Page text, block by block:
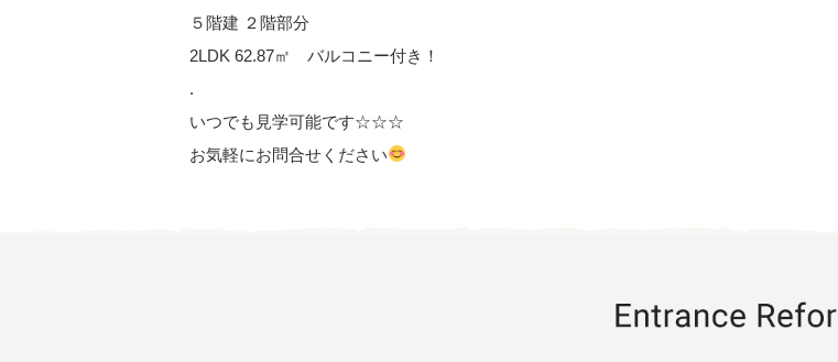
５階建 ２階部分
2LDK 62.87㎡ バルコニー付き！
.
いつでも見学可能です☆☆☆
お気軽にお問合せください